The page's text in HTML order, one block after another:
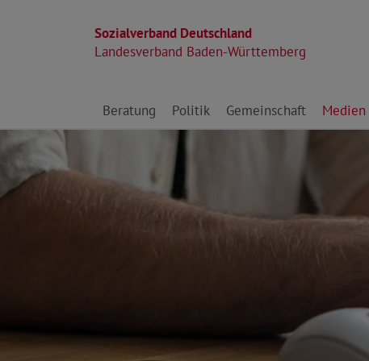
Sozialverband Deutschland
Landesverband Baden-Württemberg
Direkt zu den Inhalten springen
Beratung Politik Gemeinschaft Medien